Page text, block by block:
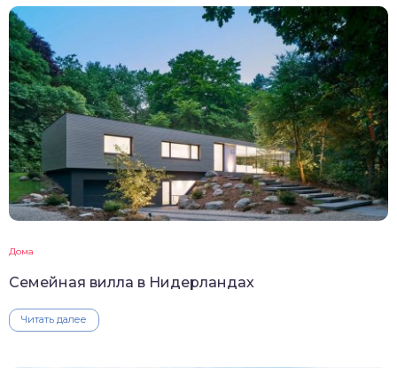
Дома
Семейная вилла в Нидерландах
Читать далее